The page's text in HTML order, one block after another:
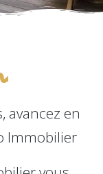
avancez en
Immobilier